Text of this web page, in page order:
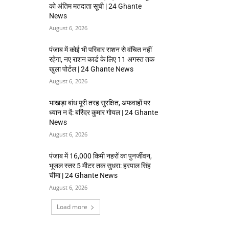
को अंतिम मतदाता सूची | 24 Ghante
News
August 6, 2026
पंजाब में कोई भी परिवार राशन से वंचित नहीं
रहेगा, नए राशन कार्ड के लिए 11 अगस्त तक
खुला पोर्टल | 24 Ghante News
August 6, 2026
भाखड़ा बांध पूरी तरह सुरक्षित, अफवाहों पर
ध्यान न दें: बरिंदर कुमार गोयल | 24 Ghante
News
August 6, 2026
पंजाब में 16,000 किमी नहरों का पुनर्जीवन,
भूजल स्तर 5 मीटर तक सुधरा: हरपाल सिंह
चीमा | 24 Ghante News
August 6, 2026
Load more